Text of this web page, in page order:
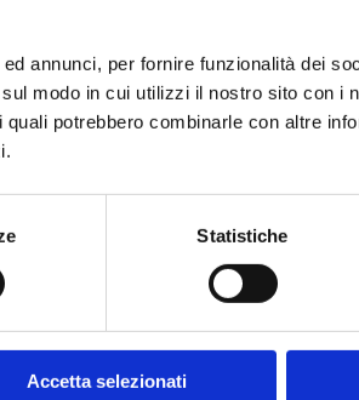
annunci, per fornire funzionalità dei
modo in cui utilizzi il nostro sito con i
potrebbero combinarle con altre
Statistiche
Accetta selezionati